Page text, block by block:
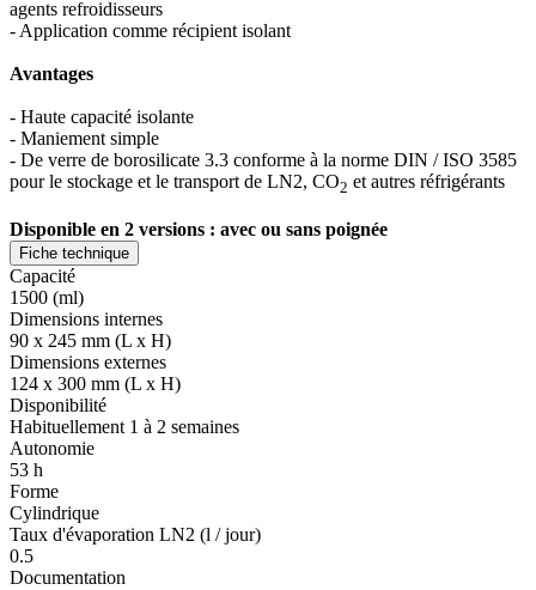
agents refroidisseurs
- Application comme récipient isolant
Avantages
- Haute capacité isolante
- Maniement simple
- De verre de borosilicate 3.3 conforme à la norme DIN / ISO 3585
pour le stockage et le transport de LN2, CO2 et autres réfrigérants
Disponible en 2 versions : avec ou sans poignée
Fiche technique
Capacité
1500 (ml)
Dimensions internes
90 x 245 mm (L x H)
Dimensions externes
124 x 300 mm (L x H)
Disponibilité
Habituellement 1 à 2 semaines
Autonomie
53 h
Forme
Cylindrique
Taux d'évaporation LN2 (l / jour)
0.5
Documentation